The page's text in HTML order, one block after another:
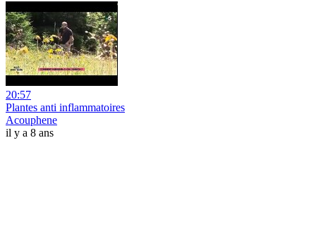
20:57
Plantes anti inflammatoires
Acouphene
il y a 8 ans